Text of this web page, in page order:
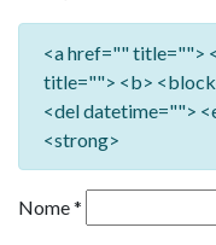
<a href="" title="">
title=""> <b>
<del datetime="">
<strong>
Nome*